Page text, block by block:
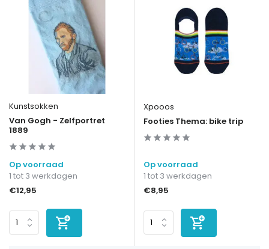
Kunstsokken
Van Gogh - Zelfportret
1889
Op voorraad
1 tot 3 werkdagen
€12,95
Xpooos
Footies Thema: bike trip
Op voorraad
1 tot 3 werkdagen
€8,95